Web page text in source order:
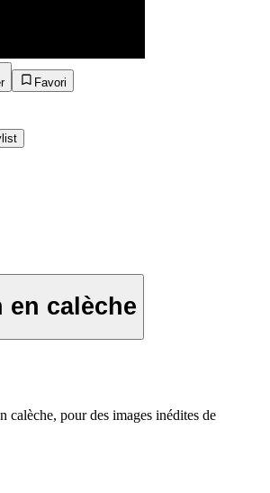
Favori
en calèche
calèche, pour des images inédites de